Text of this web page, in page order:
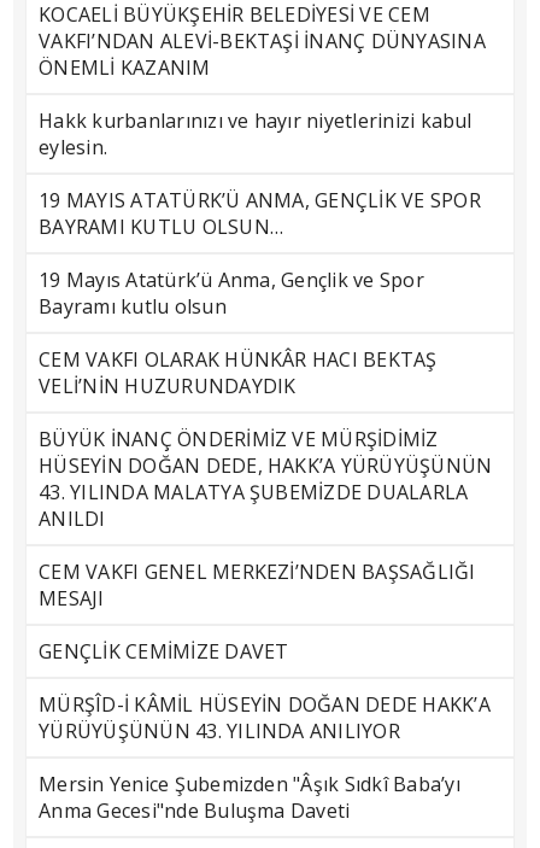
KOCAELİ BÜYÜKŞEHİR BELEDİYESİ VE CEM
VAKFI’NDAN ALEVİ-BEKTAŞİ İNANÇ DÜNYASINA
ÖNEMLİ KAZANIM
Hakk kurbanlarınızı ve hayır niyetlerinizi kabul
eylesin.
19 MAYIS ATATÜRK’Ü ANMA, GENÇLİK VE SPOR
BAYRAMI KUTLU OLSUN…
19 Mayıs Atatürk’ü Anma, Gençlik ve Spor
Bayramı kutlu olsun
CEM VAKFI OLARAK HÜNKÂR HACI BEKTAŞ
VELİ’NİN HUZURUNDAYDIK
BÜYÜK İNANÇ ÖNDERİMİZ VE MÜRŞİDİMİZ
HÜSEYİN DOĞAN DEDE, HAKK’A YÜRÜYÜŞÜNÜN
43. YILINDA MALATYA ŞUBEMİZDE DUALARLA
ANILDI
CEM VAKFI GENEL MERKEZİ’NDEN BAŞSAĞLIĞI
MESAJI
GENÇLİK CEMİMİZE DAVET
MÜRŞÎD-İ KÂMİL HÜSEYİN DOĞAN DEDE HAKK’A
YÜRÜYÜŞÜNÜN 43. YILINDA ANILIYOR
Mersin Yenice Şubemizden "Âşık Sıdkî Baba’yı
Anma Gecesi"nde Buluşma Daveti